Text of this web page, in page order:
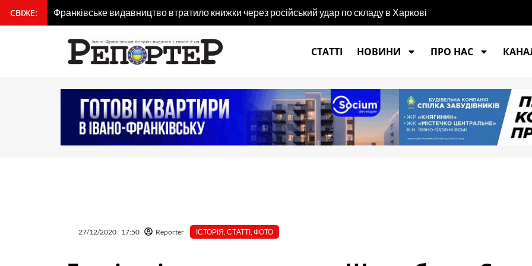
вмісту
СВІЖЕ: Франківське видавництво втратило книжки через російський удар по складу в Харкові
СТАТТІ
НОВИНИ ПРО НАС
27/12/2020 17:50 Reporter ІСТОРІЯ СТАТТІ ФОТО